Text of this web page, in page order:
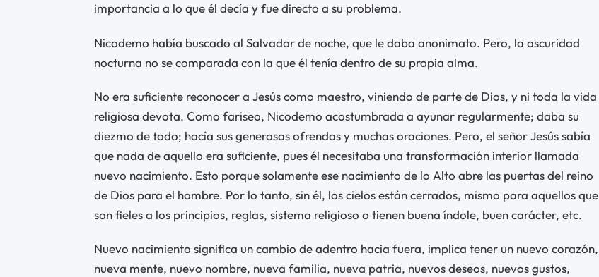
importancia a lo que él decía y fue directo a su problema.
Nicodemo había buscado al Salvador de noche, que le daba anonimato. Pero, la oscuridad
nocturna no se comparada con la que él tenía dentro de su propia alma.
No era suficiente reconocer a Jesús como maestro, viniendo de parte de Dios, y ni toda la vida
religiosa devota. Como fariseo, Nicodemo acostumbrada a ayunar regularmente; daba su
diezmo de todo; hacía sus generosas ofrendas y muchas oraciones. Pero, el señor Jesús sabía
que nada de aquello era suficiente, pues él necesitaba una transformación interior llamada
nuevo nacimiento. Esto porque solamente ese nacimiento de lo Alto abre las puertas del reino
de Dios para el hombre. Por lo tanto, sin él, los cielos están cerrados, mismo para aquellos que
son fieles a los principios, reglas, sistema religioso o tienen buena índole, buen carácter, etc.
Nuevo nacimiento significa un cambio de adentro hacia fuera, implica tener un nuevo corazón,
nueva mente, nuevo nombre, nueva familia, nueva patria, nuevos deseos, nuevos gustos,